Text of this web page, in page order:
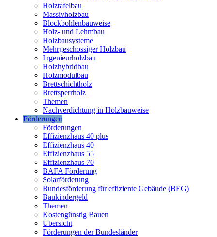
Holztafelbau
Massivholzbau
Blockbohlenbauweise
Holz- und Lehmbau
Holzbausysteme
Mehrgeschossiger Holzbau
Ingenieurholzbau
Holzhybridbau
Holzmodulbau
Brettschichtholz
Brettsperrholz
Themen
Nachverdichtung in Holzbauweise
Förderungen
Förderungen
Effizienzhaus 40 plus
Effizienzhaus 40
Effizienzhaus 55
Effizienzhaus 70
BAFA Förderung
Solarförderung
Bundesförderung für effiziente Gebäude (BEG)
Baukindergeld
Themen
Kostengünstig Bauen
Übersicht
Förderungen der Bundesländer